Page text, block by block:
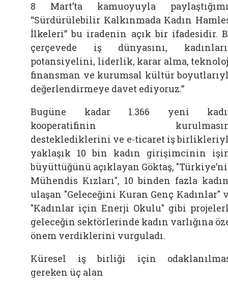
8 Mart’ta kamuoyuyla
“Sürdürülebilir Kalkınmada Kadın
İlkeleri” bu iradenin açık bir ifadesidir.
çerçevede iş dünyasını,
potansiyelini, liderlik, karar alma,
finansman ve kurumsal kültür
değerlendirmeye davet ediyoruz.”
Bugüne kadar 1.366 yeni
kooperatifinin
desteklediklerini ve e-ticaret iş
yaklaşık 10 bin kadın girişimcinin
büyüttüğünü açıklayan Göktaş,
Mühendis Kızları", 10 binden fazla
ulaşan "Geleceğini Kuran Genç Kadınlar"
"Kadınlar için Enerji Okulu" gibi
geleceğin sektörlerinde kadın varlığına
önem verdiklerini vurguladı.
Küresel iş birliği için
gereken üç alan